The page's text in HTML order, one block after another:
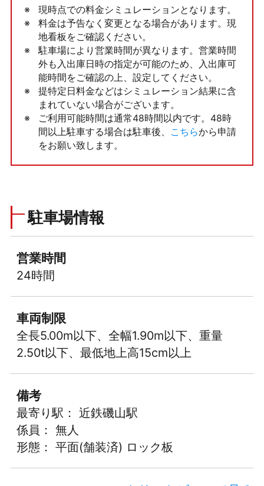
現時点での料金シミュレーションとなります。
料金は予告なく変更となる場合があります。現
地看板をご確認ください。
駐車場により営業時間が異なります。営業時間
外も入出庫日時の指定が可能のため、入出庫可
能時間をご確認の上、設定してください。
提特定日料金などはシミュレーション結果に含
まれていない場合がございます。
ご利用可能時間は通常48時間以内です。48時
間以上駐車する場合は駐車後、
こちらから申請
をお願い致します。
駐車場情報
営業時間
24時間
車両制限
全長5.00m以下、全幅1.90m以下、重量
2.50t以下、最低地上高15cm以上
備考
最寄り駅： 近鉄磯山駅
係員： 無人
形態： 平面(舗装済) ロック板